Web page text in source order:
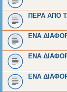
ΠΕΡΑ ΑΠΟ
ΕΝΑ
ΕΝΑ
ΕΝΑ